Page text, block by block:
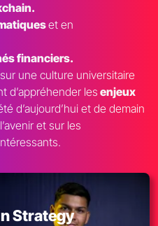
et en
financiers.
une culture universitaire
d’appréhender les enjeux
d’aujourd’hui et de demain
et sur les
Strategy